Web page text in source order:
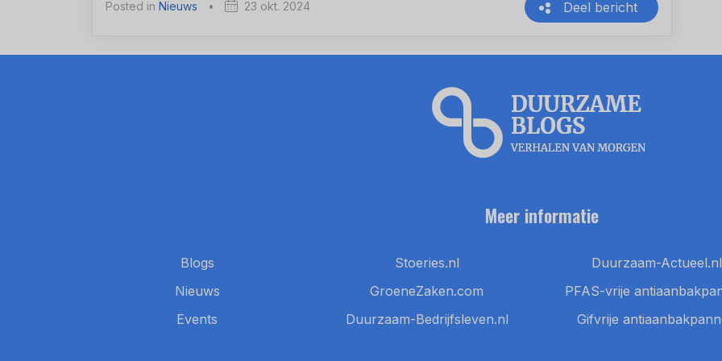
Posted in Nieuws • 23 okt. 2024 Deel bericht
Meer informatie
Blogs
Nieuws
Events
Stoeries.nl
GroeneZaken.com
Duurzaam-Bedrijfsleven.nl
Duurzaam-Actueel.nl
PFAS-vrije
Gifvrije